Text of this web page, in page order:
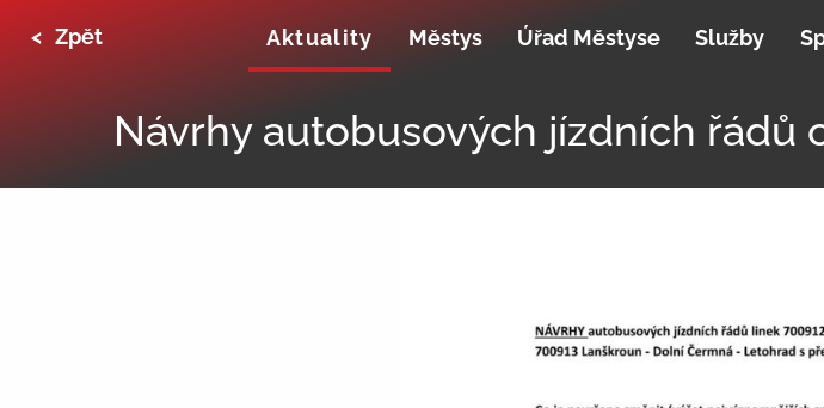
< Zpět Aktuality Městys Úřad Městyse Služby
Návrhy autobusových jízdních řádů